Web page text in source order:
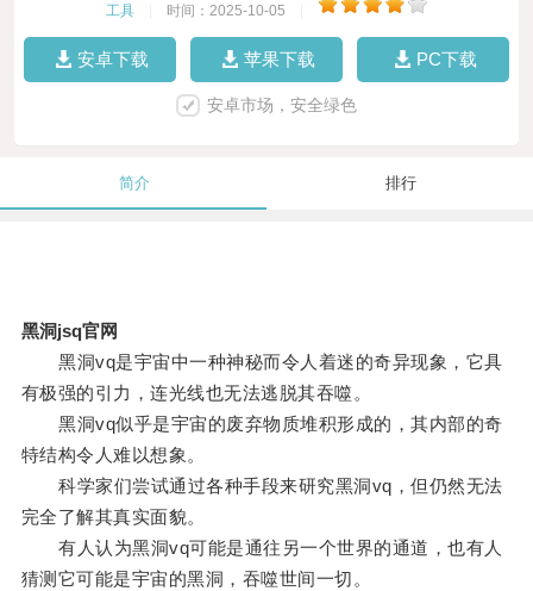
工具 时间：2025-10-05
安卓下载 苹果下载 PC下载
安卓市场，安全绿色
简介 排行
黑洞jsq官网
黑洞vq是宇宙中一种神秘而令人着迷的奇异现象，它具
有极强的引力，连光线也无法逃脱其吞噬。
黑洞vq似乎是宇宙的废弃物质堆积形成的，其内部的奇
特结构令人难以想象。
科学家们尝试通过各种手段来研究黑洞vq，但仍然无法
完全了解其真实面貌。
有人认为黑洞vq可能是通往另一个世界的通道，也有人
猜测它可能是宇宙的黑洞，吞噬世间一切。